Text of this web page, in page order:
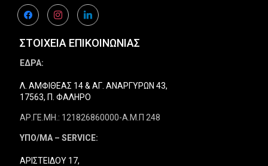
facebookinstagramlinkedin
ΣΤΟΙΧΕΙΑ ΕΠΙΚΟΙΝΩΝΙΑΣ
ΕΔΡΑ:
Λ. ΑΜΦΙΘΕΑΣ 14 & ΑΓ. ΑΝΑΡΓΥΡΩΝ 43,
17563, Π. ΦΑΛΗΡΟ
ΑΡ.ΓΕ.ΜΗ.: 121826860000-Α.Μ.Π 248
ΥΠΟ/ΜΑ – SERVICE:
ΑΡΙΣΤΕΙΔΟΥ 17,